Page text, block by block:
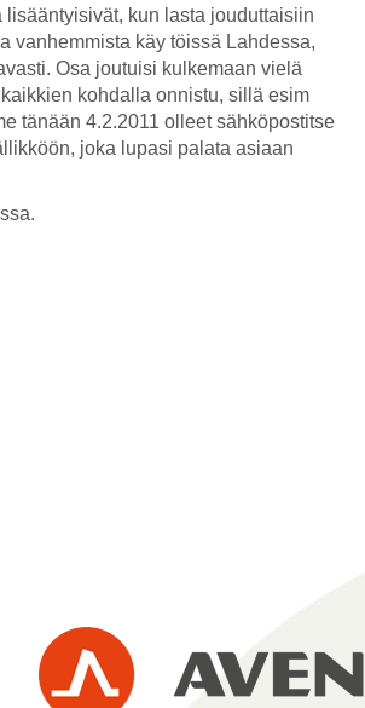
kun lasta jouduttaisiin
vanhemmista käy töissä Lahdessa,
Osa joutuisi kulkemaan vielä
kohdalla onnistu, sillä esim
tänään 4.2.2011 olleet sähköpostitse
joka lupasi palata asiaan